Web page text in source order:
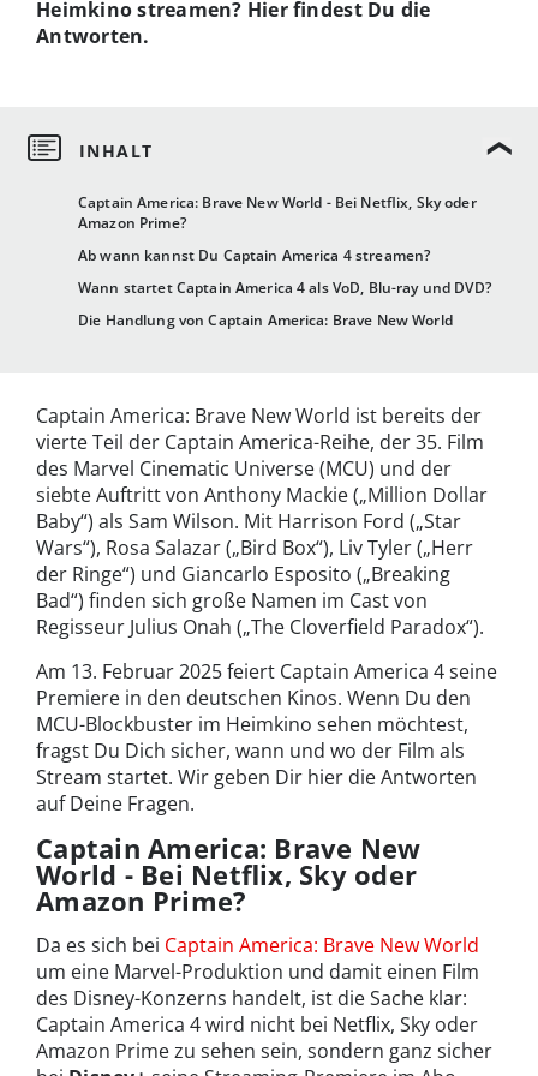
Captain America: Brave New World - Bei Netflix, Sky oder
Amazon Prime?
Ab wann kannst Du Captain America 4 streamen?
Wann startet Captain America 4 als VoD, Blu-ray und DVD?
Die Handlung von Captain America: Brave New World
Heimkino streamen? Hier findest Du die
Antworten.
Captain America: Brave New World ist bereits der
vierte Teil der Captain America-Reihe, der 35. Film
des Marvel Cinematic Universe (MCU) und der
siebte Auftritt von Anthony Mackie („Million Dollar
Baby“) als Sam Wilson. Mit Harrison Ford („Star
Wars“), Rosa Salazar („Bird Box“), Liv Tyler („Herr
der Ringe“) und Giancarlo Esposito („Breaking
Bad“) finden sich große Namen im Cast von
Regisseur Julius Onah („The Cloverfield Paradox“).
Am 13. Februar 2025 feiert Captain America 4 seine
Premiere in den deutschen Kinos. Wenn Du den
MCU-Blockbuster im Heimkino sehen möchtest,
fragst Du Dich sicher, wann und wo der Film als
Stream startet. Wir geben Dir hier die Antworten
auf Deine Fragen.
Captain America: Brave New
World - Bei Netflix, Sky oder
Amazon Prime?
Da es sich bei Captain America: Brave New World
um eine Marvel-Produktion und damit einen Film
des Disney-Konzerns handelt, ist die Sache klar:
Captain America 4 wird nicht bei Netflix, Sky oder
Amazon Prime zu sehen sein, sondern ganz sicher